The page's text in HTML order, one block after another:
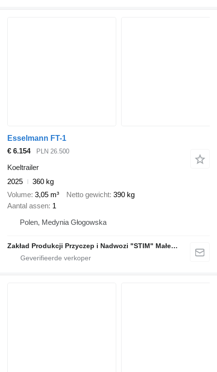
Esselmann FT-1
€ 6.154
PLN 26.500
Koeltrailer
2025
360 kg
Volume 3,05 m³ Netto gewicht 390 kg
Aantal assen 1
Polen, Medynia Głogowska
Zakład Produkcji Przyczep i Nadwozi "STIM" Małecki s.j.